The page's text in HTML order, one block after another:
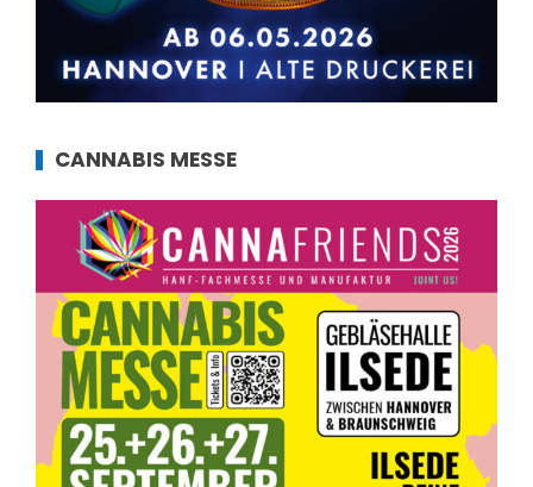
CANNABIS MESSE